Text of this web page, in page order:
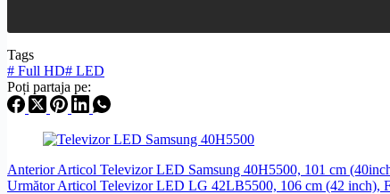
Tags
# Full HD# LED
Poți partaja pe:
AnteriorArticol Televizor LED Samsung 40H5500, 101 cm
UrmătorArticol Televizor LED LG 42LB5500, 106 cm (42 inch),